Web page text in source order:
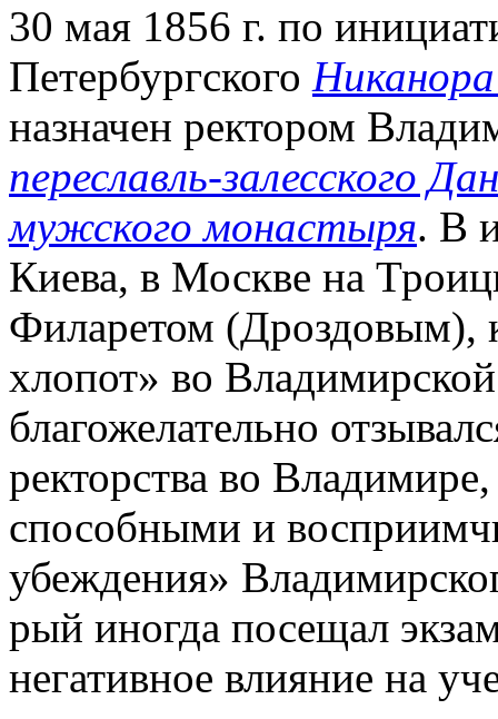
30 мая 1856 г. по
Петербургского
назначен ректором
переславль-залесского
мужского монастыря. В
Киева, в Москве на
Филаретом (Дроздовым),
хлопот» во
благожелательно
ректорства во
способными и
убеждения»
рый иногда посещал
негативное влияние на